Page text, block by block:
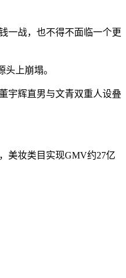
一战，也不得不面临一个更
上崩塌。
宇辉直男与文青双重人设叠
美妆类目实现GMV约27亿